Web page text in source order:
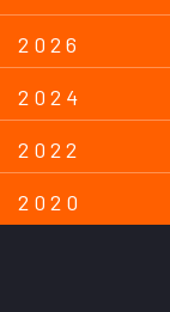
2026
2024
2022
2020